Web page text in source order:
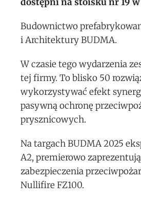
Budownictwo
i Architektury BUDMA.
W czasie tego wydarzenia
tej firmy. To blisko 50
wykorzystywać efekt
pasywną ochronę
prysznicowych.
Na targach BUDMA 2025
A2, premierowo
zabezpieczenia
Nullifire FZ100.